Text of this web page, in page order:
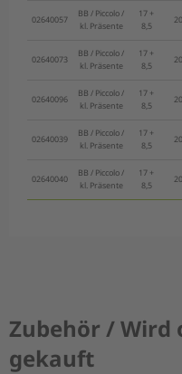
02640057
BB / Piccolo /
kl. Präsente
17 +
8,5
20
02640073
BB / Piccolo /
kl. Präsente
17 +
8,5
20
02640096
BB / Piccolo /
kl. Präsente
17 +
8,5
20
02640039
BB / Piccolo /
kl. Präsente
17 +
8,5
20
02640040
BB / Piccolo /
kl. Präsente
17 +
8,5
20
Zubehör / Wird
gekauft